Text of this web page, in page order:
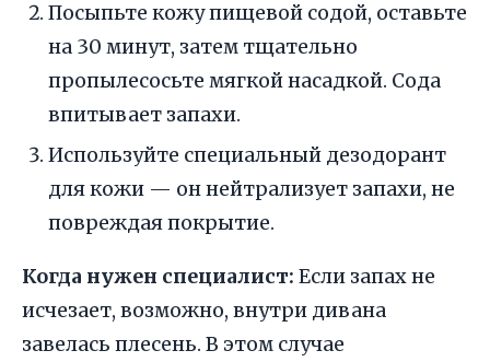
Посыпьте кожу пищевой содой, оставьте
на 30 минут, затем тщательно
пропылесосьте мягкой насадкой. Сода
впитывает запахи.
Используйте специальный дезодорант
для кожи — он нейтрализует запахи, не
повреждая покрытие.
Когда нужен специалист: Если запах не
исчезает, возможно, внутри дивана
завелась плесень. В этом случае